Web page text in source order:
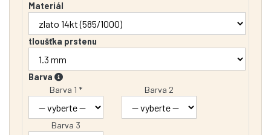
Materiál
tloušťka prstenu
Barva
Barva 1 *
Barva 2
Barva 3